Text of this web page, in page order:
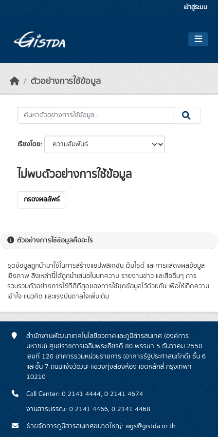
เข้าสู่ระบบ
ตัวอย่างการใช้ข้อมูล
ตัวอย่างการใช้ข้อมูลคืออะไร
ชุดข้อมูลถูกนำมาใช้ในการสร้างแอปพลิเคชัน เว็บไซต์ และการแสดงผลข้อมูล
เชิงภาพ สิ่งเหล่านี้ได้ถูกนำเสนอในบทความ รายงานข่าว และสื่ออื่นๆ การ
รวบรวมตัวอย่างการใช้ที่ดีที่สุดของการใช้ชุดข้อมูลไว้ด้วยกัน เพื่อให้เกิดความ
เข้าใจ แนวคิด และแรงบันดาลใจเพิ่มเติม
เรียงโดย
ไม่พบตัวอย่างการใช้ข้อมูล
กรองผลลัพธ์
สำนักงานพัฒนาเทคโนโลยีอวกาศและภูมิสารสนเทศ (องค์การ
มหาชน) ศูนย์ราชการเฉลิมพระเกียรติ 80 พรรษา 5 ธันวาคม 2550
เลขที่ 120 อาคารรวมหน่วยราชการ (อาคารรัฐประศาสนภักดี) ชั้น 6
และชั้น 7 ถนนแจ้งวัฒนะ แขวงทุ่งสองห้อง เขตหลักสี่ กรุงเทพฯ
10210
Call Center: 0 2141 4444, 0 2141 4674
งานสารบรรณ: 0 2141 4466, 0 2141 4468
ฝ่ายจัดการภูมิสารสนเทศขนาดใหญ่: wgs@gistda.or.th